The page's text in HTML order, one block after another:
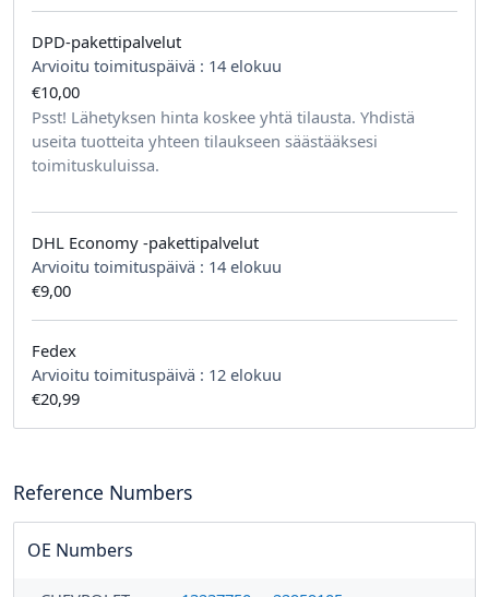
DPD-pakettipalvelut
Arvioitu toimituspäivä : 14 elokuu
€10,00
Psst! Lähetyksen hinta koskee yhtä tilausta. Yhdistä
useita tuotteita yhteen tilaukseen säästääksesi
toimituskuluissa.
DHL Economy -pakettipalvelut
Arvioitu toimituspäivä : 14 elokuu
€9,00
Fedex
Arvioitu toimituspäivä : 12 elokuu
€20,99
Reference Numbers
OE Numbers